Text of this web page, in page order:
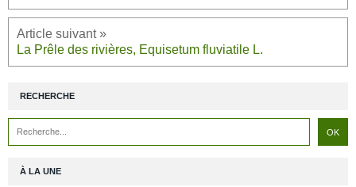
La Prêle des rivières, Equisetum fluviatile L.
RECHERCHE
À LA UNE